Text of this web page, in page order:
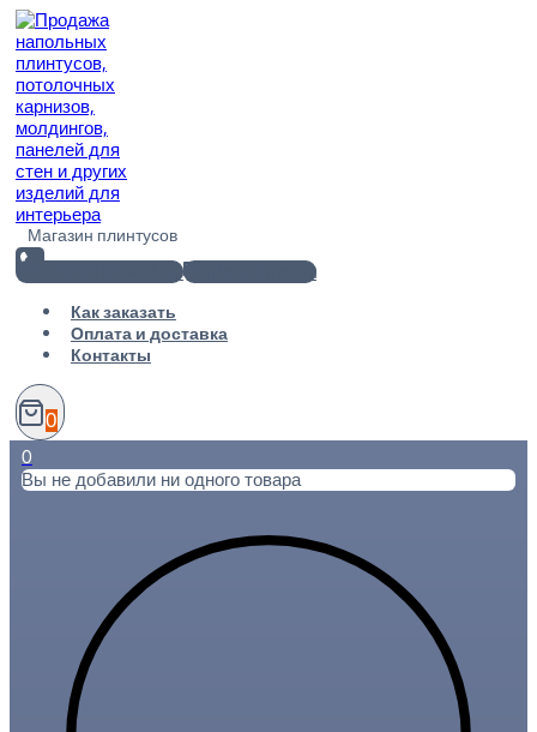
Перейти
содержимому
Магазин плинтусов
+7(812) 920-02-38
info@101metr.ru
Как заказать
Оплата и доставка
Контакты
0
0
Вы не добавили ни одного товара